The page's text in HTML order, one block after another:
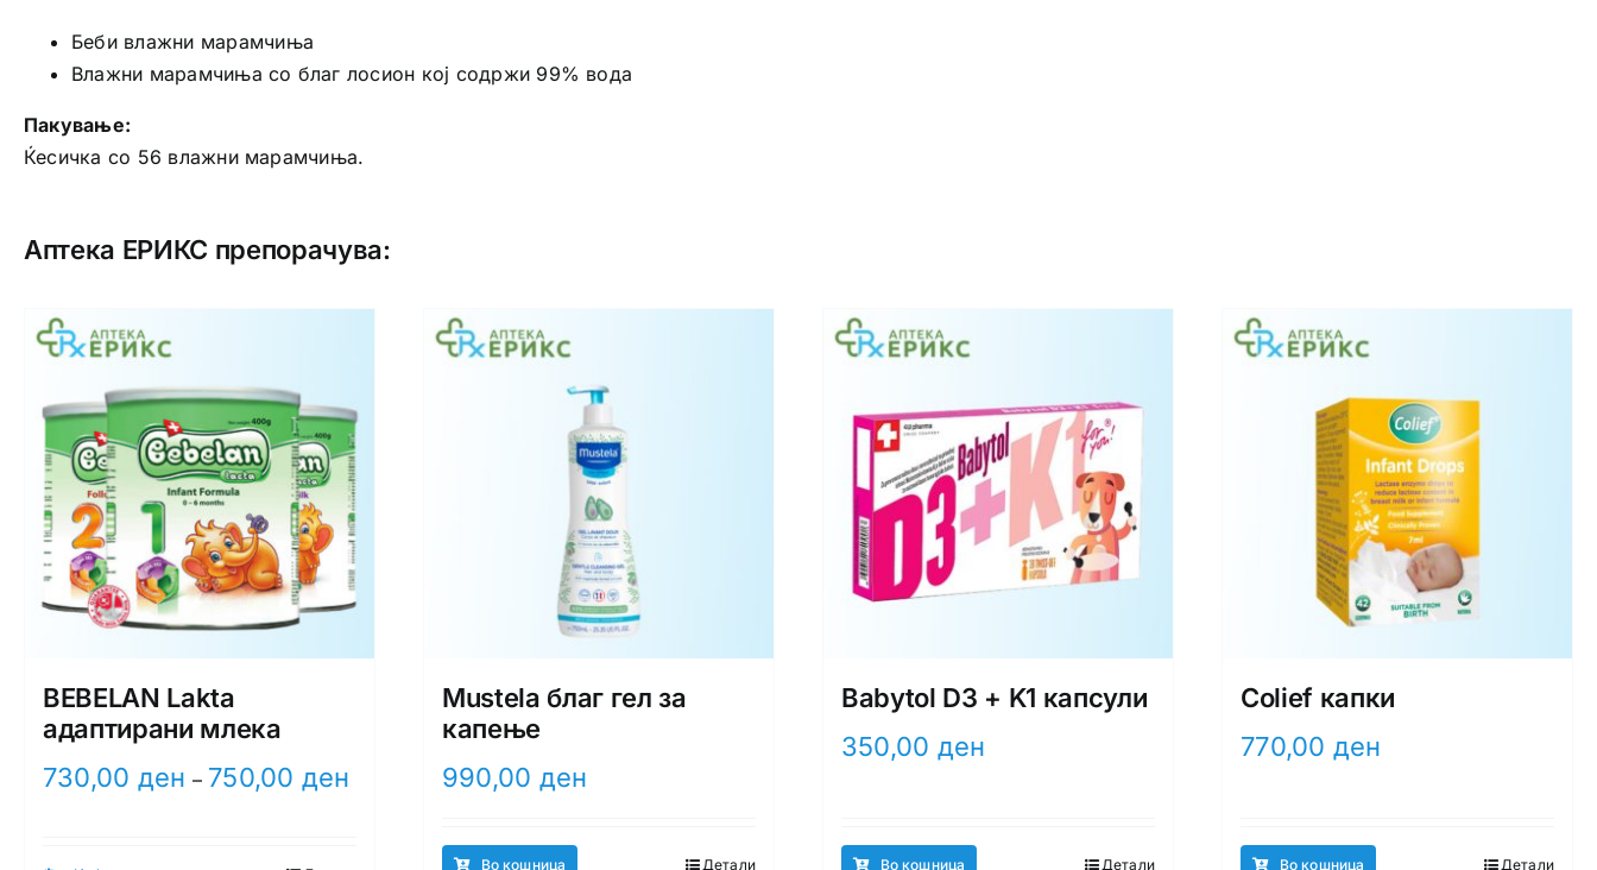
Беби влажни марамчиња
Влажни марамчиња со благ лосион кој содржи 99% вода
Пакување:
Ќесичка со 56 влажни марамчиња.
Аптека ЕРИКС препорачува:
BEBELAN Lakta
адаптирани млека
730,00 ден – 750,00 ден
Mustela благ гел за
капење
990,00 ден
Во кошница Детали
Babytol D3 + K1 капсули
350,00 ден
Во кошница Детали
Colief капки
770,00 ден
Во кошница Детали